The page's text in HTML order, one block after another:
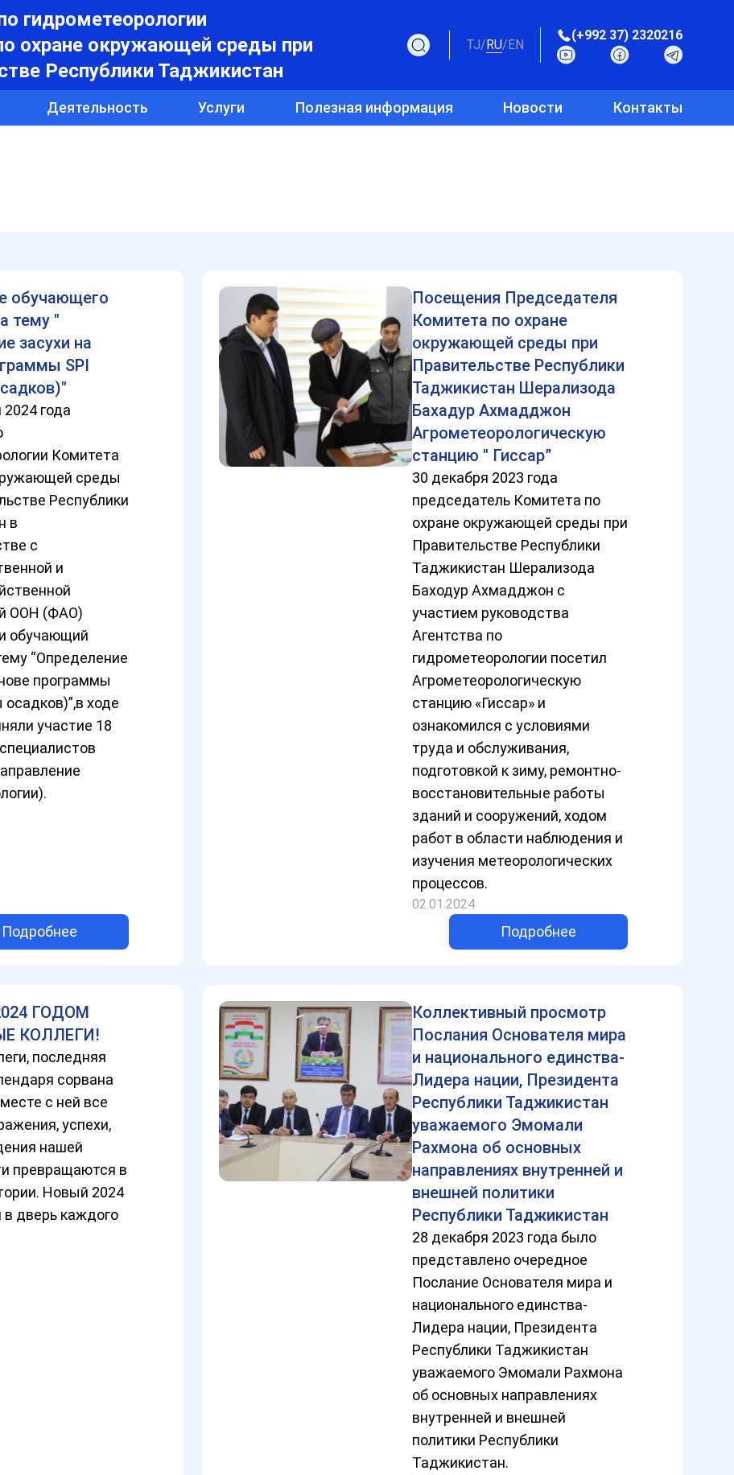
гидрометеорологии
охране окружающей среды при
Республики Таджикистан
TJ/RU/EN
(+992 37) 2320216
Деятельность Услуги Полезная информация Новости Контакты
обучающего
тему "
засухи на
SPI
года
Комитета
среды
Республики
в
с
и
ООН (ФАО)
обучающий
“Определение
программы
ходе
участие 18
Подробнее
Посещения Председателя
Комитета по охране
окружающей среды при
Правительстве Республики
Таджикистан Шерализода
Бахадур Ахмадджон
Агрометеорологическую
станцию " Гиссар”
30 декабря 2023 года
председатель Комитета по
охране окружающей среды при
Правительстве Республики
Таджикистан Шерализода
Баходур Ахмадджон с
участием руководства
Агентства по
гидрометеорологии посетил
Агрометеорологическую
станцию «Гиссар» и
ознакомился с условиями
труда и обслуживания,
подготовкой к зиму, ремонтно-
восстановительные работы
зданий и сооружений, ходом
работ в области наблюдения и
изучения метеорологических
процессов.
02.01.2024
Подробнее
ГОДОМ
КОЛЛЕГИ!
последняя
сорвана
с ней все
успехи,
нашей
превращаются в
Новый 2024
в дверь каждого
Коллективный просмотр
Послания Основателя мира
и национального единства-
Лидера нации, Президента
Республики Таджикистан
уважаемого Эмомали
Рахмона об основных
направлениях внутренней и
внешней политики
Республики Таджикистан
28 декабря 2023 года было
представлено очередное
Послание Основателя мира и
национального единства-
Лидера нации, Президента
Республики Таджикистан
уважаемого Эмомали Рахмона
об основных направлениях
внутренней и внешней
политики Республики
Таджикистан.